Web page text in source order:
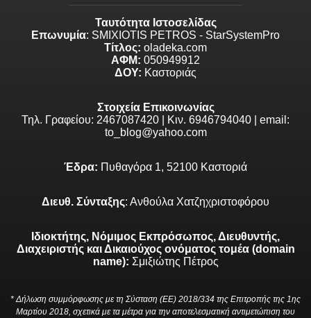
Ταυτότητα Ιστοσελίδας
Επωνυμία: SMIXIOTIS PETROS - StarSystemPro
Τίτλος: oladeka.com
ΑΦΜ: 050949912
ΔΟΥ: Καστοριάς
Στοιχεία Επικοινωνίας
Τηλ. Γραφείου: 2467087420 | Κιν. 6946794040 | email:
to_blog@yahoo.com
Έδρα: Πυθαγόρα 1, 52100 Καστοριά
Διευθ. Σύνταξης: Ανθούλα Χατζηχριστοφόρου
Ιδιοκτήτης, Νόμιμος Εκπρόσωπος, Διευθυντής,
Διαχειριστής και Δικαιούχος ονόματος τομέα (domain
name): Σμιξιώτης Πέτρος
* Δήλωση συμμόρφωσης με τη Σύσταση (ΕΕ) 2018/334 της Επιτροπής της 1ης
Μαρτίου 2018, σχετικά με τα μέτρα για την αποτελεσματική αντιμετώπιση του